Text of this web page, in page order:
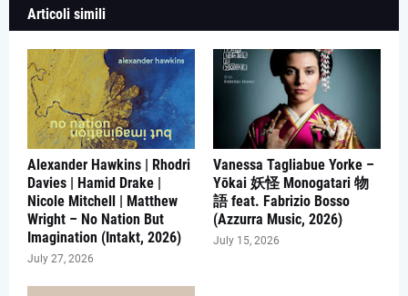
Articoli simili
Alexander Hawkins | Rhodri
Davies | Hamid Drake |
Nicole Mitchell | Matthew
Wright – No Nation But
Imagination (Intakt, 2026)
July 27, 2026
Vanessa Tagliabue Yorke –
Yōkai 妖怪 Monogatari 物
語 feat. Fabrizio Bosso
(Azzurra Music, 2026)
July 15, 2026